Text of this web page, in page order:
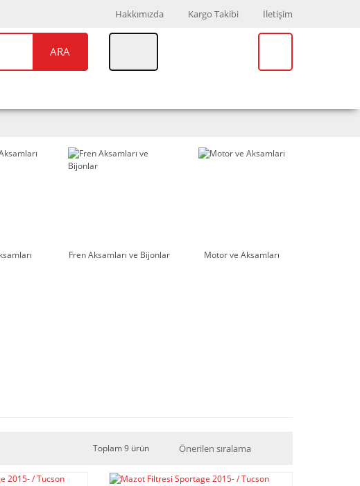
Hakkımızda Kargo Takibi İletişim
ARA
Fren Aksamları ve Bijonlar Motor ve Aksamları
Toplam 9 ürün